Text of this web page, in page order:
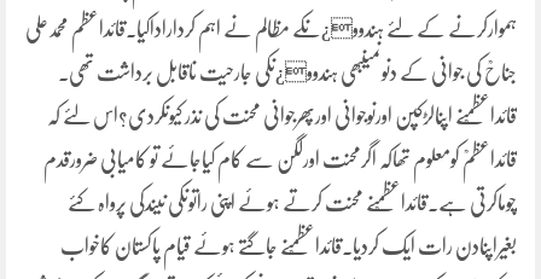
ہموارکرنے کے لئے ہندوو¿ںکے مظالم نے اہم کرداراداکیا۔قائداعظم محمدعلی
جناحؒ کی جوانی کے دنوںمیںبھی ہندوو¿ںکی جارحیت ناقابل برداشت تھی۔
قائداعظمؒنے اپنالڑکپن اورنوجوانی اورپھرجوانی محنت کی نذر کیوںکردی؟اس لئے کہ
قائداعظمؒ کومعلوم تھاکہ اگرمحنت اورلگن سے کام کیاجائے تو کامیابی ضرورقدم
چوماکرتی ہے۔قائداعظمؒنے محنت کرتے ہوئے اپنی راتوںکی نیندکی پرواہ کئے
بغیراپنادن رات ایک کردیا۔قائداعظمؒنے جاگتے ہوئے قیام پاکستان کاخواب